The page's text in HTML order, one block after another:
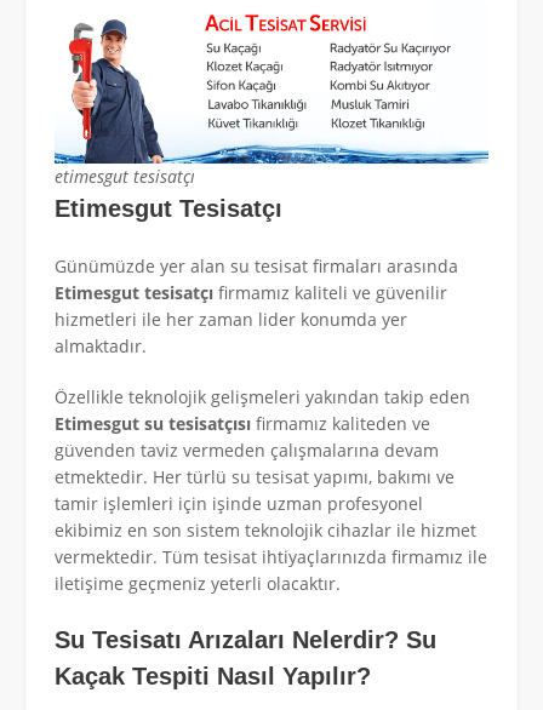
etimesgut tesisatçı
Etimesgut Tesisatçı
Günümüzde yer alan su tesisat firmaları arasında
Etimesgut tesisatçı firmamız kaliteli ve güvenilir
hizmetleri ile her zaman lider konumda yer
almaktadır.
Özellikle teknolojik gelişmeleri yakından takip eden
Etimesgut su tesisatçısı firmamız kaliteden ve
güvenden taviz vermeden çalışmalarına devam
etmektedir. Her türlü su tesisat yapımı, bakımı ve
tamir işlemleri için işinde uzman profesyonel
ekibimiz en son sistem teknolojik cihazlar ile hizmet
vermektedir. Tüm tesisat ihtiyaçlarınızda firmamız ile
iletişime geçmeniz yeterli olacaktır.
Su Tesisatı Arızaları Nelerdir? Su
Kaçak Tespiti Nasıl Yapılır?